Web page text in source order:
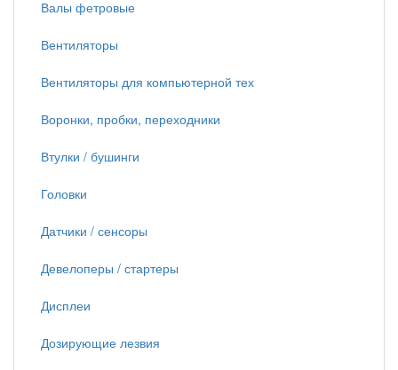
Валы фетровые
Вентиляторы
Вентиляторы для компьютерной тех
Воронки, пробки, переходники
Втулки / бушинги
Головки
Датчики / сенсоры
Девелоперы / стартеры
Дисплеи
Дозирующие лезвия